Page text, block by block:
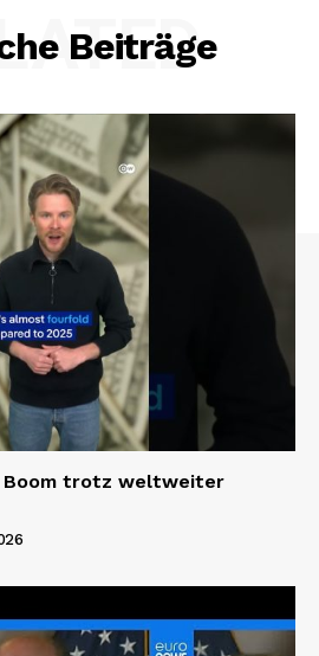
Beiträge
Boom trotz weltweiter